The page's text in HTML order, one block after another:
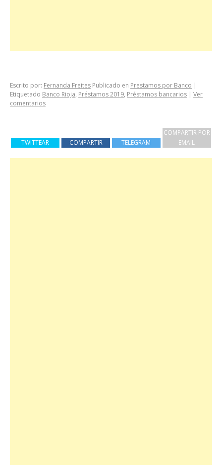
Escrito por: Fernanda Freites Publicado en Prestamos por Banco |
Etiquetado Banco Rioja, Préstamos 2019, Préstamos bancarios | Ver
comentarios
TWITTEAR COMPARTIR TELEGRAM
COMPARTIR POR
EMAIL